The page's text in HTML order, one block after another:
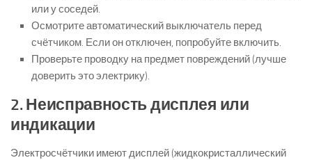
или у соседей.
Осмотрите автоматический выключатель перед
счётчиком. Если он отключен, попробуйте включить.
Проверьте проводку на предмет повреждений (лучше
доверить это электрику).
2. Неисправность дисплея или
индикации
Электросчётчики имеют дисплей (жидкокристаллический